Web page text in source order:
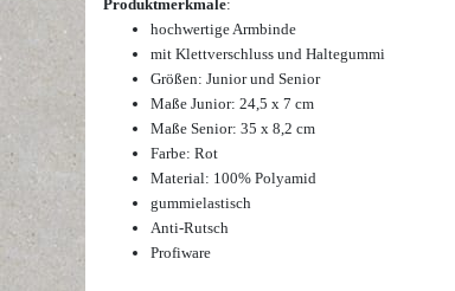
Produktmerkmale:
hochwertige Armbinde
mit Klettverschluss und Haltegummi
Größen: Junior und Senior
Maße Junior: 24,5 x 7 cm
Maße Senior: 35 x 8,2 cm
Farbe: Rot
Material: 100% Polyamid
gummielastisch
Anti-Rutsch
Profiware